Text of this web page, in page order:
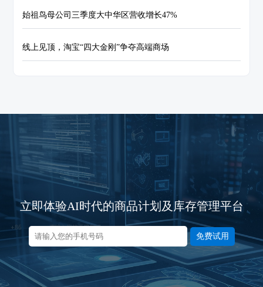
始祖鸟母公司三季度大中华区营收增长47%
线上见顶，淘宝“四大金刚”争夺高端商场
立即体验AI时代的商品计划及库存管理平台
免费试用